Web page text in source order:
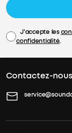
J'accepte les
confidentialité.
Contactez-nous